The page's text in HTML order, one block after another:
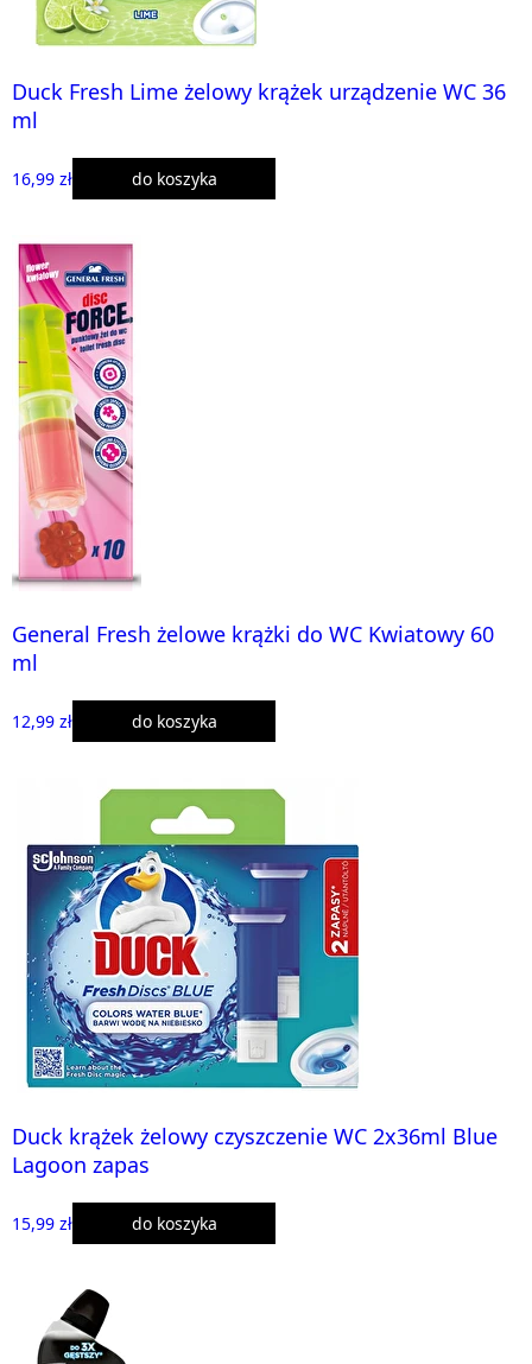
Duck Fresh Lime żelowy krążek urządzenie WC 36
ml
16,99 zł do koszyka
General Fresh żelowe krążki do WC Kwiatowy 60
ml
12,99 zł do koszyka
Duck krążek żelowy czyszczenie WC 2x36ml Blue
Lagoon zapas
15,99 zł do koszyka